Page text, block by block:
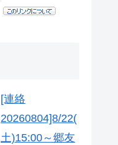
[連絡
20260804]8/22(
土)15:00～郷友